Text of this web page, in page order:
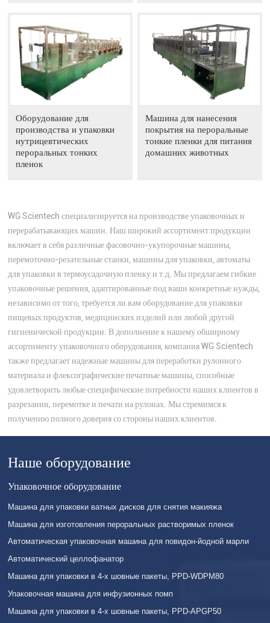
Оборудование для
производства и упаковки
нутрицевтических
пероральных тонких
пленок
Машина для нанесения
покрытия на пероральные
тонкие пленки для питания
домашних животных
WG Scientech специализируется на производстве упаковочных и
перерабатывающих машин. Наш широкий ассортимент продукции
включает в себя различные фасовочно-укупорочные машины,
перемоточно-резательные станки, машины для упаковки, автоматы
для упаковки в термоусадочную пленку и т.д. Мы предлагаем гибкие
упаковочные решения, адаптированные под ваши конкретные нужды,
независимо от того, требуется ли вам оборудование для упаковки
пищевых продуктов, медицинских изделий или любой другой
гигиенической продукции. В дополнение к нашему обширному
ассортименту упаковочного оборудования, компания WG Scientech
также предлагает надежные машины для переработки рулонного
материала и флексографические печатные машины, способные
удовлетворить любые специфические потребности наших клиентов в
разрезании, перемотке и печати на рулонах. Мы стремимся к
получению полного доверия со стороны наших клиентов.
Наше оборудование
Упаковочное оборудование
Машина для упаковки ватных дисков для снятия макияжа
Машина для изготовления пероральных растворимых пленок
Автоматическая упаковочная машина для повидон-йодной марли
Автоматический целлофанатор
Машина для упаковки в 4-х шовные пакеты, PPD-WDPM80
Упаковочная машина для инфузионных помп
Машина для упаковки в 4-х шовные пакеты, PPD-APGP50